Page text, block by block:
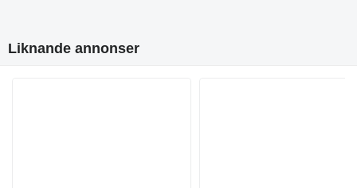
Liknande annonser